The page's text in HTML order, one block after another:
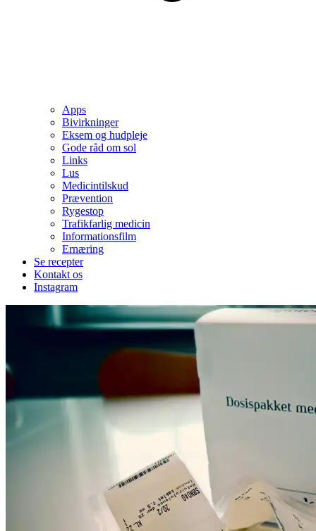
Apps
Bivirkninger
Eksem og hudpleje
Gode råd om sol
Links
Lus
Medicintilskud
Prævention
Rygestop
Trafikfarlig medicin
Informationsfilm
Ernæring
Se recepter
Kontakt os
Instagram